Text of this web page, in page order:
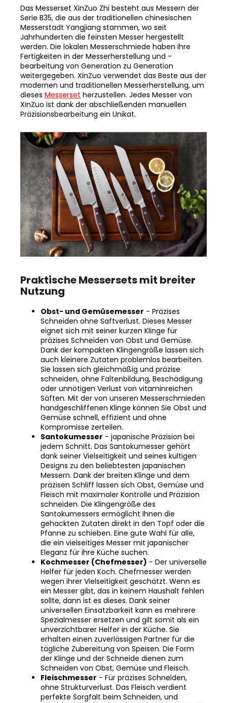
Das Messerset XinZuo Zhi besteht aus Messern der
Serie B35, die aus der traditionellen chinesischen
Messerstadt Yangjiang stammen, wo seit
Jahrhunderten die feinsten Messer hergestellt
werden. Die lokalen Messerschmiede haben ihre
Fertigkeiten in der Messerherstellung und -
bearbeitung von Generation zu Generation
weitergegeben. XinZuo verwendet das Beste aus der
modernen und traditionellen Messerherstellung, um
dieses Messerset herzustellen. Jedes Messer von
XinZuo ist dank der abschließenden manuellen
Präzisionsbearbeitung ein Unikat.
Praktische Messersets mit breiter
Nutzung
Obst- und Gemüsemesser - Präzises
Schneiden ohne Saftverlust. Dieses Messer
eignet sich mit seiner kurzen Klinge für
präzises Schneiden von Obst und Gemüse.
Dank der kompakten Klingengröße lassen sich
auch kleinere Zutaten problemlos bearbeiten.
Sie lassen sich gleichmäßig und präzise
schneiden, ohne Faltenbildung, Beschädigung
oder unnötigen Verlust von vitaminreichen
Säften. Mit der von unseren Messerschmieden
handgeschliffenen Klinge können Sie Obst und
Gemüse schnell, effizient und ohne
Kompromisse zerteilen.
Santokumesser - japanische Präzision bei
jedem Schnitt. Das Santokumesser gehört
dank seiner Vielseitigkeit und seines kultigen
Designs zu den beliebtesten japanischen
Messern. Dank der breiten Klinge und dem
präzisen Schliff lassen sich Obst, Gemüse und
Fleisch mit maximaler Kontrolle und Präzision
schneiden. Die Klingengröße des
Santokumessers ermöglicht Ihnen die
gehackten Zutaten direkt in den Topf oder die
Pfanne zu schieben. Eine gute Wahl für alle,
die ein vielseitiges Messer mit japanischer
Eleganz für ihre Küche suchen.
Kochmesser (Chefmesser) - Der universelle
Helfer für jeden Koch. Chefmesser werden
wegen ihrer Vielseitigkeit geschätzt. Wenn es
ein Messer gibt, das in keinem Haushalt fehlen
sollte, dann ist es dieses. Dank seiner
universellen Einsatzbarkeit kann es mehrere
Spezialmesser ersetzen und gilt somit als ein
unverzichtbarer Helfer in der Küche. Sie
erhalten einen zuverlässigen Partner für die
tägliche Zubereitung von Speisen. Die Form
der Klinge und der Schneide dienen zum
Schneiden von Obst, Gemüse und Fleisch.
Fleischmesser - Für präzises Schneiden,
ohne Strukturverlust. Das Fleisch verdient
perfekte Sorgfalt beim Schneiden, und